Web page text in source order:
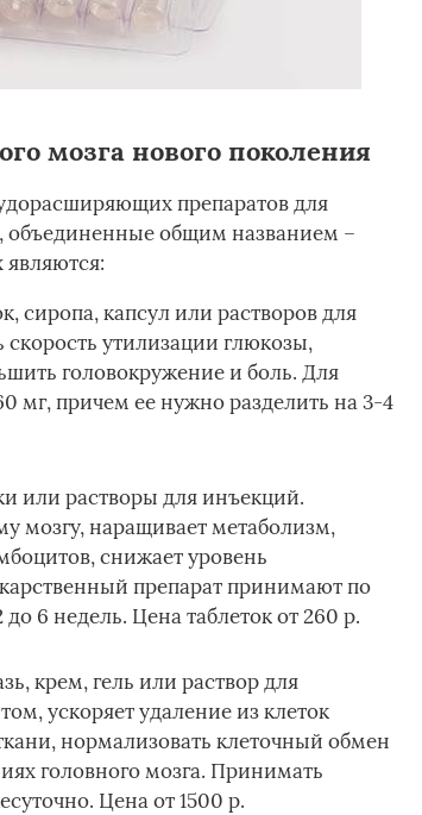
мозга нового поколения
препаратов для
объединенные общим названием –
сиропа, капсул или растворов для
утилизации глюкозы,
головокружение и боль. Для
мг, причем ее нужно разделить на 3-4
или растворы для инъекций.
мозгу, наращивает метаболизм,
снижает уровень
препарат принимают по
6 недель. Цена таблеток от 260 р.
крем, гель или раствор для
ускоряет удаление из клеток
нормализовать клеточный обмен
головного мозга. Принимать
Цена от 1500 р.